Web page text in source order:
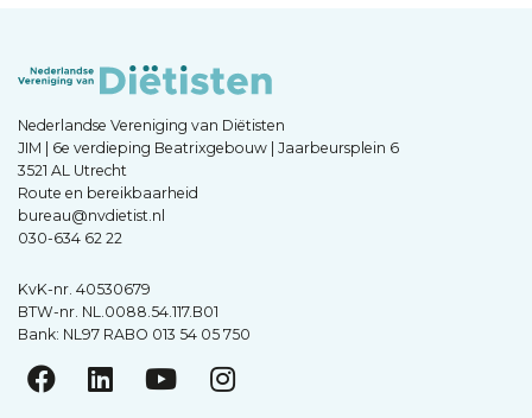
Nederlandse Vereniging van Diëtisten
JIM | 6e verdieping Beatrixgebouw | Jaarbeursplein 6
3521 AL Utrecht
Route en bereikbaarheid
bureau@nvdietist.nl
030-634 62 22
KvK-nr. 40530679
BTW-nr. NL.0088.54.117.B01
Bank: NL97 RABO 013 54 05 750